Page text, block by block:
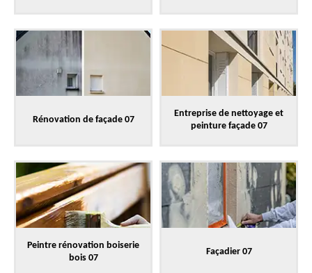
Rénovation de façade 07
Entreprise de nettoyage et
peinture façade 07
Peintre rénovation boiserie
bois 07
Façadier 07